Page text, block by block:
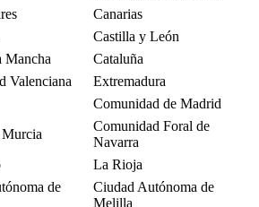
Canarias
Castilla y León
Mancha
Cataluña
Valenciana
Extremadura
Comunidad de Madrid
Comunidad Foral de
Navarra
La Rioja
de
Ciudad Autónoma de
Melilla